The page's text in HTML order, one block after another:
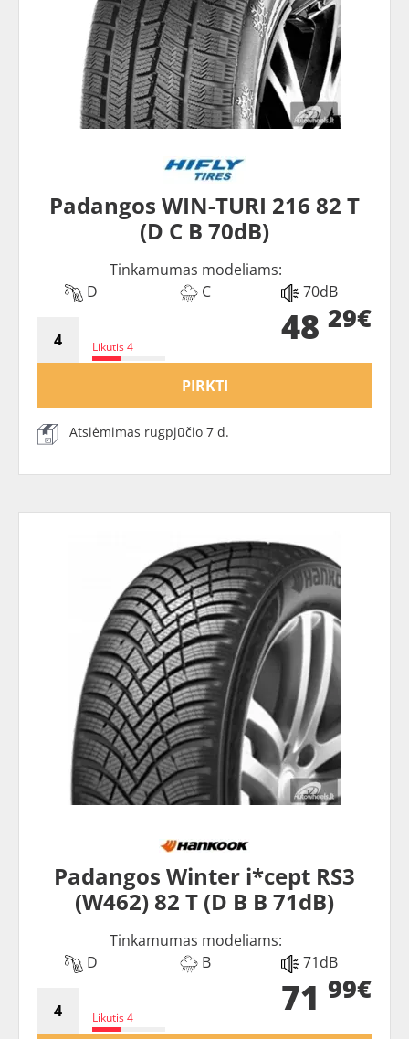
Padangos WIN-TURI 216 82 T
(D C B 70dB)
Tinkamumas modeliams:
D
C 70dB
Likutis 4 48 29€
PIRKTI
Atsiėmimas rugpjūčio 7 d.
Padangos Winter i*cept RS3
(W462) 82 T (D B B 71dB)
Tinkamumas modeliams:
D
B 71dB
Likutis 4 71 99€